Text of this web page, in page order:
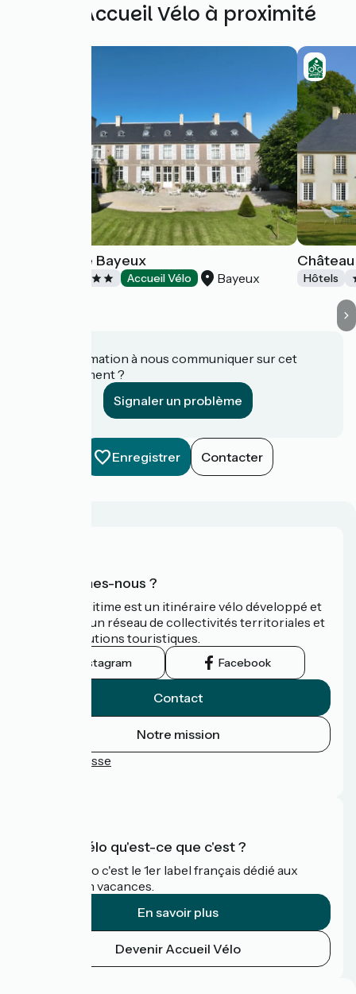
Autres Accueil Vélo à proximité
Domaine de Bayeux
Accueil Vélo Bayeux Hôtels
Une information à nous communiquer sur cet
établissement ?
Signaler un problème
Enregistrer Contacter
Qui sommes-nous ?
La Vélomaritime est un itinéraire vélo développé et
promu par un réseau de collectivités territoriales et
leurs institutions touristiques.
Instagram Facebook
Contact
Notre mission
Espace Presse
Accueil Vélo qu'est-ce que c'est ?
Accueil Vélo c'est le 1er label français dédié aux
cyclistes en vacances.
En savoir plus
Devenir Accueil Vélo